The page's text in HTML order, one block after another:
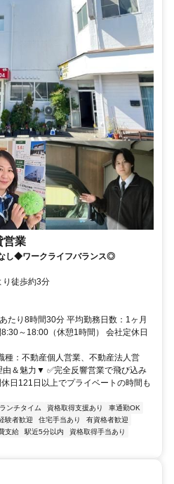
営業
し◆ワークライフバランス◎
り徒歩約3分
たり8時間30分 平均勤務日数：1ヶ月
～18:00（休憩1時間） 会社定休日
種：不動産個人営業、不動産法人営
＆魅力▼ ✅完全反響営業で飛び込み
日121日以上でプライベートの時間も
ランチタイム 資格取得支援あり
車通勤OK
験者歓迎 住宅手当あり
有資格者歓迎
支給 駅近5分以内
資格取得手当あり